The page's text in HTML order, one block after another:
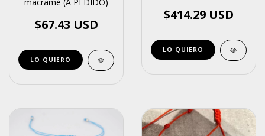
$67.43 USD
$414.29 USD
LO QUIERO